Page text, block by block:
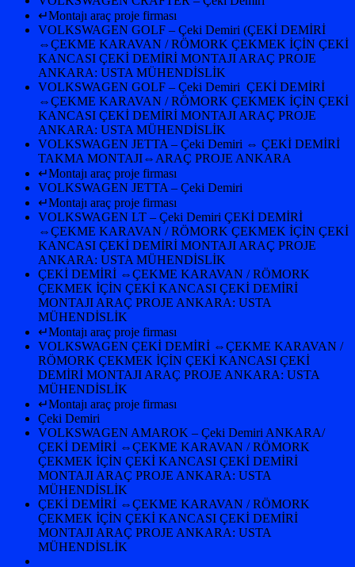
↵Montajı araç proje firması
VOLKSWAGEN GOLF – Çeki Demiri (ÇEKİ DEMİRİ
⇔ÇEKME KARAVAN / RÖMORK ÇEKMEK İÇİN ÇEKİ
KANCASI ÇEKİ DEMİRİ MONTAJI ARAÇ PROJE
ANKARA: USTA MÜHENDİSLİK
VOLKSWAGEN GOLF – Çeki Demiri ÇEKİ DEMİRİ
⇔ÇEKME KARAVAN / RÖMORK ÇEKMEK İÇİN ÇEKİ
KANCASI ÇEKİ DEMİRİ MONTAJI ARAÇ PROJE
ANKARA: USTA MÜHENDİSLİK
VOLKSWAGEN JETTA – Çeki Demiri ⇔ ÇEKİ DEMİRİ
TAKMA MONTAJI⇔ARAÇ PROJE ANKARA
↵Montajı araç proje firması
VOLKSWAGEN JETTA – Çeki Demiri
↵Montajı araç proje firması
VOLKSWAGEN LT – Çeki Demiri ÇEKİ DEMİRİ
⇔ÇEKME KARAVAN / RÖMORK ÇEKMEK İÇİN ÇEKİ
KANCASI ÇEKİ DEMİRİ MONTAJI ARAÇ PROJE
ANKARA: USTA MÜHENDİSLİK
ÇEKİ DEMİRİ ⇔ÇEKME KARAVAN / RÖMORK
ÇEKMEK İÇİN ÇEKİ KANCASI ÇEKİ DEMİRİ
MONTAJI ARAÇ PROJE ANKARA: USTA
MÜHENDİSLİK
↵Montajı araç proje firması
VOLKSWAGEN ÇEKİ DEMİRİ ⇔ÇEKME KARAVAN /
RÖMORK ÇEKMEK İÇİN ÇEKİ KANCASI ÇEKİ
DEMİRİ MONTAJI ARAÇ PROJE ANKARA: USTA
MÜHENDİSLİK
↵Montajı araç proje firması
Çeki Demiri
VOLKSWAGEN AMAROK – Çeki Demiri ANKARA/
ÇEKİ DEMİRİ ⇔ÇEKME KARAVAN / RÖMORK
ÇEKMEK İÇİN ÇEKİ KANCASI ÇEKİ DEMİRİ
MONTAJI ARAÇ PROJE ANKARA: USTA
MÜHENDİSLİK
ÇEKİ DEMİRİ ⇔ÇEKME KARAVAN / RÖMORK
ÇEKMEK İÇİN ÇEKİ KANCASI ÇEKİ DEMİRİ
MONTAJI ARAÇ PROJE ANKARA: USTA
MÜHENDİSLİK